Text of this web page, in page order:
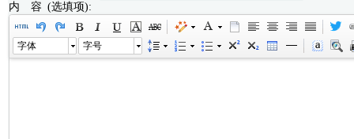
内 容 (选填项):
字体 字号